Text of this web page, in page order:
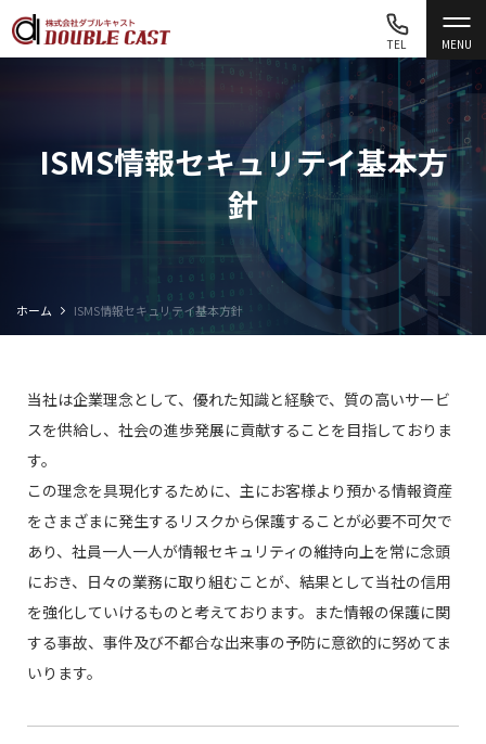
MENU
TEL
ISMS情報セキュリテイ基本方
針
ホーム ISMS情報セキュリテイ基本方針
当社は企業理念として、優れた知識と経験で、質の高いサービ
スを供給し、社会の進歩発展に貢献することを目指しておりま
す。
この理念を具現化するために、主にお客様より預かる情報資産
をさまざまに発生するリスクから保護することが必要不可欠で
あり、社員一人一人が情報セキュリティの維持向上を常に念頭
におき、日々の業務に取り組むことが、結果として当社の信用
を強化していけるものと考えております。また情報の保護に関
する事故、事件及び不都合な出来事の予防に意欲的に努めてま
いります。